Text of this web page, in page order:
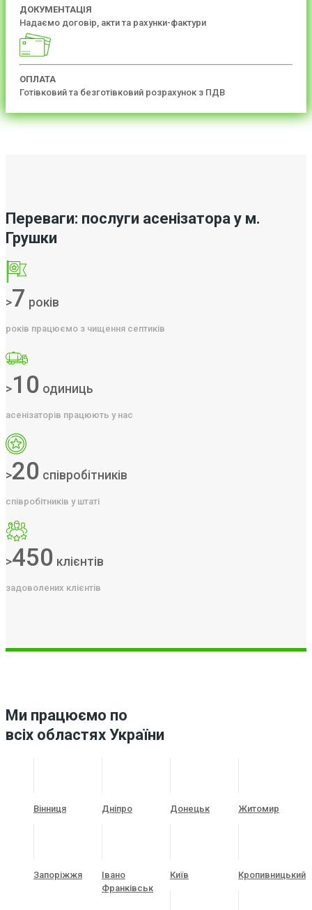
ДОКУМЕНТАЦІЯ
Надаємо договір, акти та рахунки-фактури
ОПЛАТА
Готівковий та безготівковий розрахунок з ПДВ
Переваги: послуги асенізатора у м.
Грушки
>7 років
років працюємо з чищення септиків
>10 одиниць
асенізаторів працюють у нас
>20 співробітників
співробітників у штаті
>450 клієнтів
задоволених клієнтів
Ми працюємо по
всіх областях України
Вінниця Дніпро Донецьк Житомир
Запоріжжя
Івано
Франківськ
Київ Кропивницький